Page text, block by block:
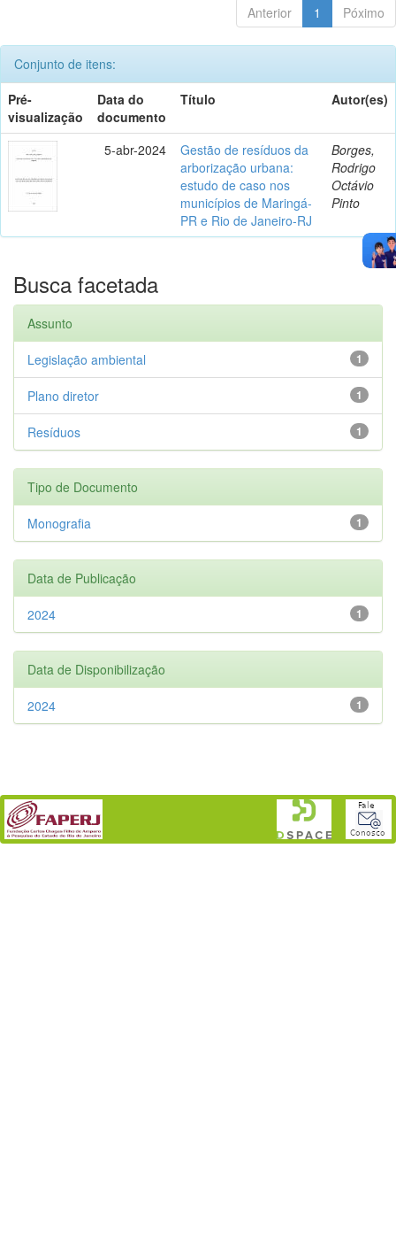
Anterior 1 Póximo
Conjunto de itens:
Pré-
visualização
Data do
documento
Título Autor(es)
5-abr-2024
Gestão de resíduos da
arborização urbana:
estudo de caso nos
municípios de Maringá-
PR e Rio de Janeiro-RJ
Borges,
Rodrigo
Octávio
Pinto
Busca facetada
Assunto
1
Legislação ambiental
1
Plano diretor
1
Resíduos
Tipo de Documento
1
Monografia
Data de Publicação
1
2024
Data de Disponibilização
1
2024